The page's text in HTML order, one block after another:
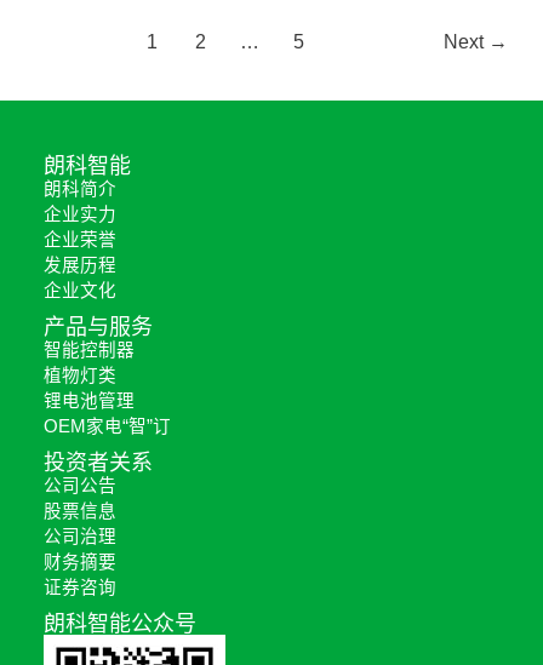
1 2 … 5 Next →
朗科智能
朗科简介
企业实力
企业荣誉
发展历程
企业文化
产品与服务
智能控制器
植物灯类
锂电池管理
OEM家电“智”订
投资者关系
公司公告
股票信息
公司治理
财务摘要
证券咨询
朗科智能公众号